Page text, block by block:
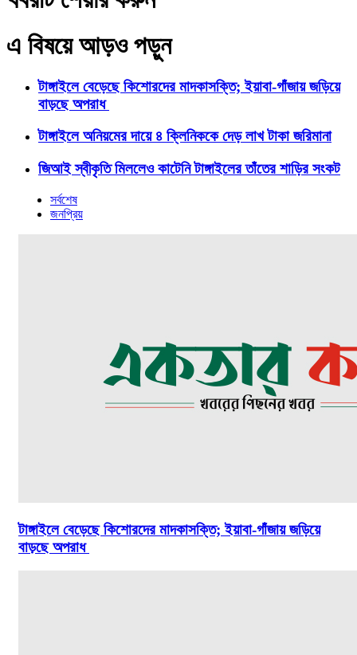
এ বিষয়ে আড়ও পড়ুন
টাঙ্গাইলে বেড়েছে কিশোরদের মাদকাসক্তি; ইয়াবা-গাঁজায় জড়িয়ে
বাড়ছে অপরাধ
টাঙ্গাইলে অনিয়মের দায়ে ৪ ক্লিনিককে দেড় লাখ টাকা জরিমানা
জিআই স্বীকৃতি মিললেও কাটেনি টাঙ্গাইলের তাঁতের শাড়ির সংকট
সর্বশেষ
জনপ্রিয়
টাঙ্গাইলে বেড়েছে কিশোরদের মাদকাসক্তি; ইয়াবা-গাঁজায় জড়িয়ে
বাড়ছে অপরাধ